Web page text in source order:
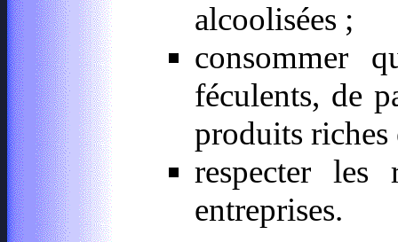
alcoolisées ;
consommer
féculents, de
produits riches
respecter les
entreprises.